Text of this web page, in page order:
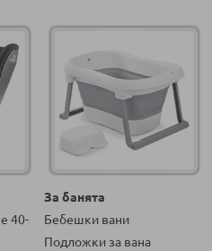
40-
За банята
Бебешки вани
Подложки за вана